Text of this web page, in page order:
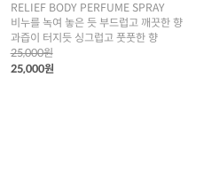
RELIEF BODY PERFUME SPRAY
비누를 녹여 놓은 듯 부드럽고 깨끗한 향
과즙이 터지듯 싱그럽고 풋풋한 향
25,000원
25,000원